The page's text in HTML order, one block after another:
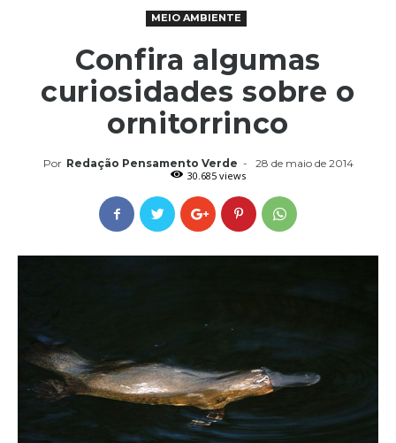
MEIO AMBIENTE
Confira algumas
curiosidades sobre o
ornitorrinco
Por Redação Pensamento Verde -
28 de maio de 2014
30.685 views